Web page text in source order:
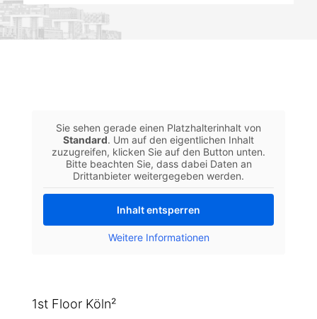
Sie sehen gerade einen Platzhalterinhalt von
Standard. Um auf den eigentlichen Inhalt
zuzugreifen, klicken Sie auf den Button unten.
Bitte beachten Sie, dass dabei Daten an
Drittanbieter weitergegeben werden.
Inhalt entsperren
Weitere Informationen
1st Floor Köln²